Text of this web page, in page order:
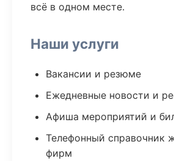
всё в одном месте.
Наши услуги
Вакансии и резюме
Ежедневные новости и
Афиша мероприятий и
Телефонный справочник
фирм